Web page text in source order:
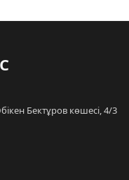
Бектұров көшесі, 4/3